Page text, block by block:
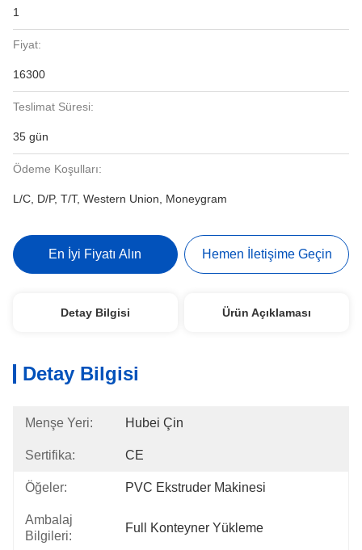
1
Fiyat:
16300
Teslimat Süresi:
35 gün
Ödeme Koşulları:
L/C, D/P, T/T, Western Union, Moneygram
En İyi Fiyatı Alın Hemen İletişime Geçin
Detay Bilgisi Ürün Açıklaması
Detay Bilgisi
Menşe Yeri: Hubei Çin
Sertifika: CE
Öğeler: PVC Ekstruder Makinesi
Ambalaj
Bilgileri:
Full Konteyner Yükleme